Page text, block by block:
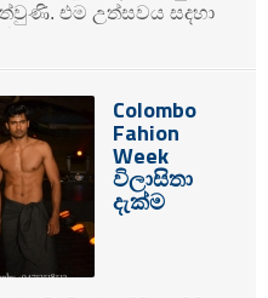
එම උත්සවය සදහා
Colombo
Fahion
Week
විලාසිතා
දැක්ම